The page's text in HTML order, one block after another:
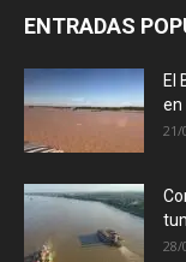
ENTRADAS
El
en
21/
28/